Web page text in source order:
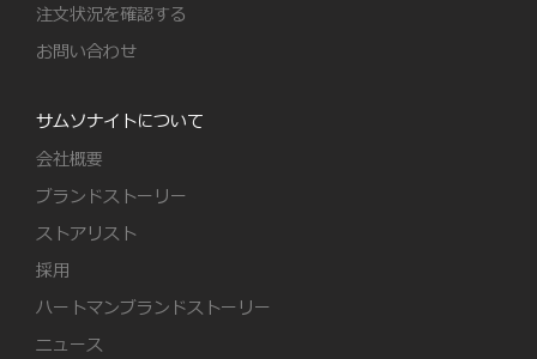
注文状況を確認する
お問い合わせ
サムソナイトについて
会社概要
ブランドストーリー
ストアリスト
採用
ハートマンブランドストーリー
ニュース